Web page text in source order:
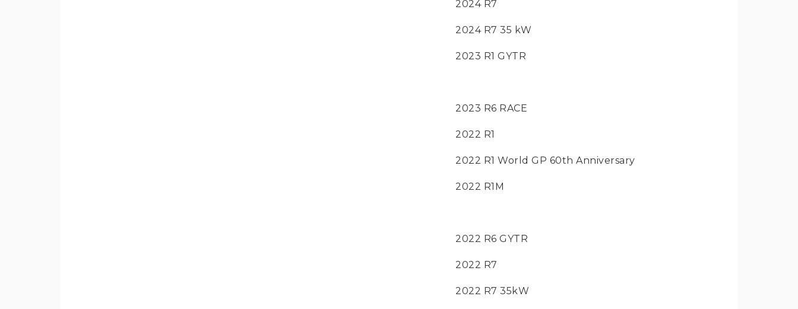
2024 R7
2024 R7 35 kW
2023 R1 GYTR
2023 R6 RACE
2022 R1
2022 R1 World GP 60th Anniversary
2022 R1M
2022 R6 GYTR
2022 R7
2022 R7 35kW